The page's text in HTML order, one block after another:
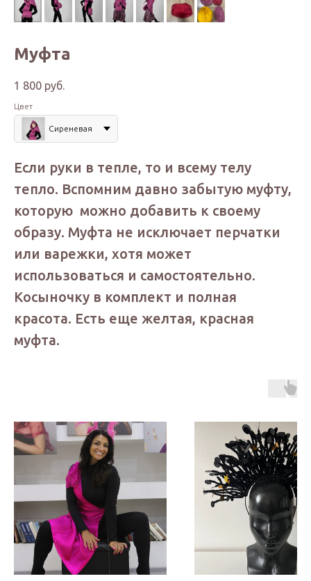
Муфта
1 800 руб.
Цвет
Сиреневая
Если руки в тепле, то и всему телу
тепло. Вспомним давно забытую муфту,
которую можно добавить к своему
образу. Муфта не исключает перчатки
или варежки, хотя может
использоваться и самостоятельно.
Косыночку в комплект и полная
красота. Есть еще желтая, красная
муфта.